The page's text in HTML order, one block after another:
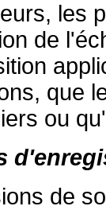
les
de
que
ou
de